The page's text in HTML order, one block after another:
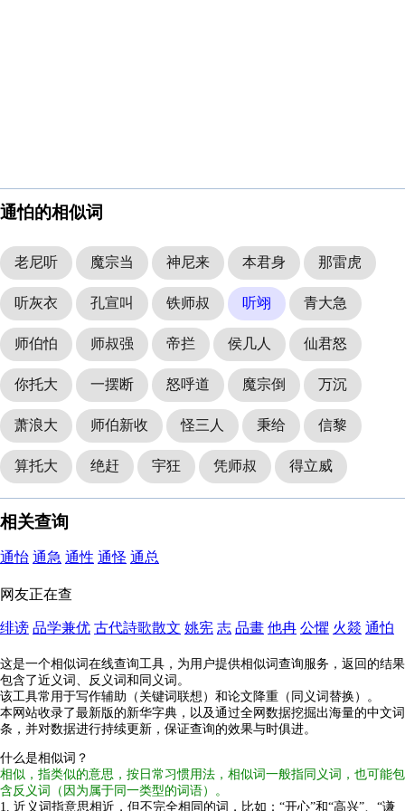
通怕的相似词
老尼听 魔宗当 神尼来 本君身 那雷虎
听灰衣 孔宣叫 铁师叔 听翊 青大急
师伯怕 师叔强 帝拦 侯几人 仙君怒
你托大 一摆断 怒呼道 魔宗倒 万沉
萧浪大 师伯新收 怪三人 秉给 信黎
算托大 绝赶 宇狂 凭师叔 得立威
相关查询
通怡 通急 通性 通怪 通总
网友正在查
绯谤 品学兼优 古代詩歌散文 姚宪 志 品畫 他冉 公懼 火燚 通怕
这是一个相似词在线查询工具，为用户提供相似词查询服务，返回的结果
包含了近义词、反义词和同义词。
该工具常用于写作辅助（关键词联想）和论文降重（同义词替换）。
本网站收录了最新版的新华字典，以及通过全网数据挖掘出海量的中文词
条，并对数据进行持续更新，保证查询的效果与时俱进。
什么是相似词？
相似，指类似的意思，按日常习惯用法，相似词一般指同义词，也可能包
含反义词（因为属于同一类型的词语）。
1. 近义词指意思相近，但不完全相同的词，比如：“开心”和“高兴”、“谦